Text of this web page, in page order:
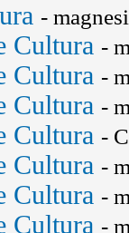
-
Cultura -
Cultura -
Cultura -
Cultura -
Cultura -
Cultura -
Cultura -